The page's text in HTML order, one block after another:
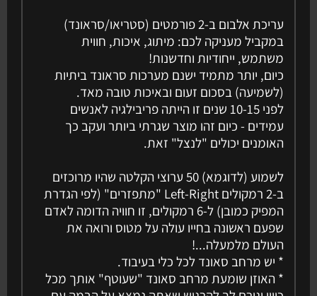
עריכת אלבום ב-2 פורמטים (סטריאו/סראונד)
במקביל מעניקה לכם: מיתוג, איכות, חווית
משתמש, ייחודיות וחדשנות!
כיום, יותר מתמיד ישנם מערכות סראונד ביתיות
(לשמיעה) בסכום זעום ובאיכות טובה מאד.
לפני 10-15 שנים זו הייתה פריבילגיה לאנשים
עמידים - כיום זהו מוצר שגרתי ביותר ועקב כך
האומנים יכולים "לנצל" זאת.
לשמוע (לדוגמא) 50 ערוצי הקלטה שהיו מרוכזים
ב-2 רמקולים Left-Right "מתפזרים" (לפי הגדרת
המפיק כמובן) ל-6 רמקולים, זו חוויה הדומה לאדם
שפעם ראשונה בחייו עולה על מטוס ורואה את
העולם מלמעלה...!
* יש מרחב סאונד לכל כלי בעיבוד.
* האוזן שומעת מרחב סאונד "שעוטף" אותך מכל